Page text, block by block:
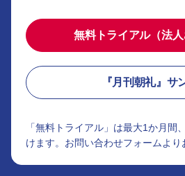
無料トライアル（法人
『月刊朝礼』サ
「無料トライアル」は最大1か月間
けます。お問い合わせフォームより